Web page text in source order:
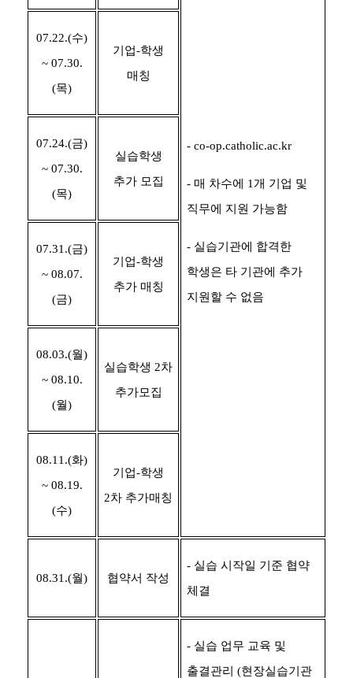
- co-op.catholic.ac.kr
- 매 차수에 1 개 기업 및
직무에 지원 가능함
- 실습기관에 합격한
학생은 타 기관에 추가
지원할 수 없음
07.22.(수)
~ 07.30.
(목)
기업-학생
매칭
07.24.(금)
~ 07.30.
(목)
실습학생
추가 모집
07.31.(금)
~ 08.07.
(금)
기업-학생
추가 매칭
08.03.(월)
~ 08.10.
(월)
실습학생 2차
추가모집
08.11.(화)
~ 08.19.
(수)
기업-학생
2차 추가매칭
08.31.(월) 협약서 작성
- 실습 시작일 기준 협약
체결
- 실습 업무 교육 및
출결관리 (현장실습기관